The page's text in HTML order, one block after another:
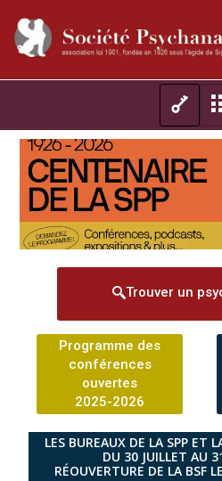
Trouver un
Programme des
conférences
ouvertes
2025-2026
LES BUREAUX DE LA SPP ET
DU 30 JUILLET AU
RÉOUVERTURE DE LA BSF